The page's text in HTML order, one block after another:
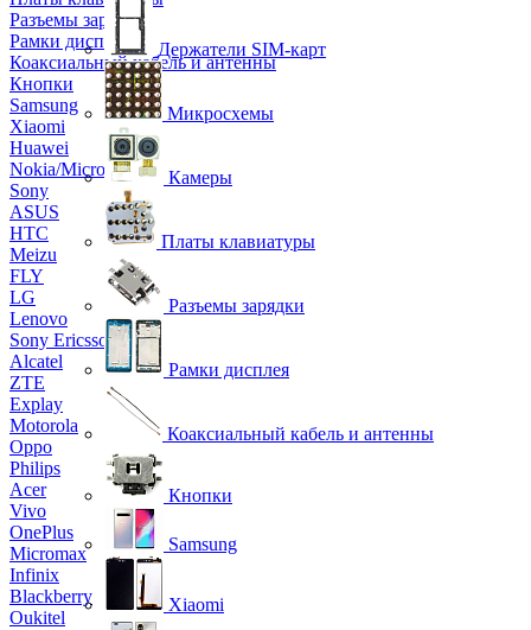
Разъемы зарядки
Рамки дисплея
Коаксиальный кабель и антенны
Кнопки
Samsung
Xiaomi
Huawei
Nokia/Microsoft
Sony
ASUS
HTC
Meizu
FLY
LG
Lenovo
Sony Ericsson
Alcatel
ZTE
Explay
Motorola
Oppo
Philips
Acer
Vivo
OnePlus
Micromax
Infinix
Blackberry
Oukitel
Держатели SIM-карт
Микросхемы
Камеры
Платы клавиатуры
Разъемы зарядки
Рамки дисплея
Коаксиальный кабель и антенны
Кнопки
Samsung
Xiaomi